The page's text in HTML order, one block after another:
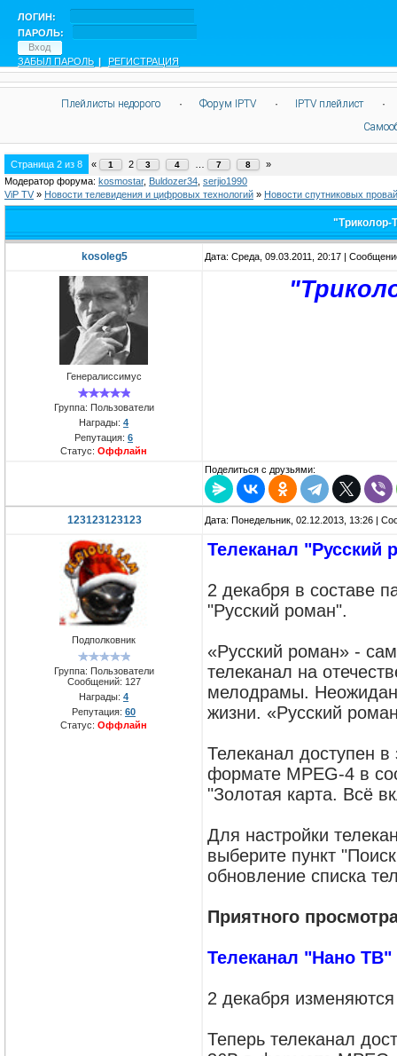
ЛОГИН:
ПАРОЛЬ:
ЗАБЫЛ ПАРОЛЬ | РЕГИСТРАЦИЯ
Плейлисты недорого · Форум IPTV · IPTV плейлист
·
Страница 2 из 8 « 1 2 3 4 7 8
»
Модератор форума: kosmostar, Buldozer34 serjio1990
ViP TV » Новости телевидения и цифровых технологий » Новости спутниковых
"Триколор-
kosoleg5 Дата: Среда, 09.03.2011, 20:17 |
Генералиссимус
Группа: Пользователи
Награды: 4
Репутация: 6
Статус: Оффлайн
Поделиться с друзьями:
123123123123 Дата: Понедельник, 02.12.2013, 13:26 |
Подполковник
Группа: Пользователи
Сообщений: 127
Награды: 4
Репутация: 60
Статус: Оффлайн
Телеканал "Русский
2 декабря в составе
"Русский роман".
«Русский роман» -
телеканал на
мелодрамы.
жизни. «Русский
Телеканал доступен
формате MPEG-4 в
"Золотая карта. Всё
Для настройки
выберите пункт
обновление списка
Приятного
Телеканал "Нано
2 декабря
Теперь телеканал